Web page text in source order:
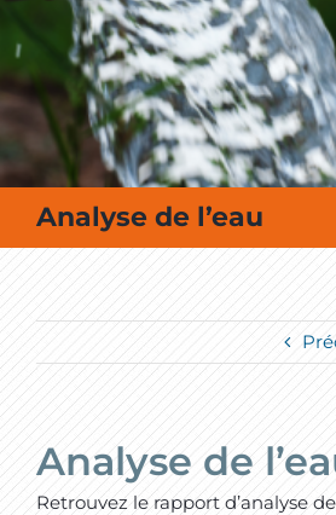
MES SORTIES / MES LOISIRS
Analyse de l’eau
Analyse de
Retrouvez le rapport d’analyse